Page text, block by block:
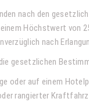
nach den
Höchstwert
nach
gesetzlichen
oder auf einem
rangierter